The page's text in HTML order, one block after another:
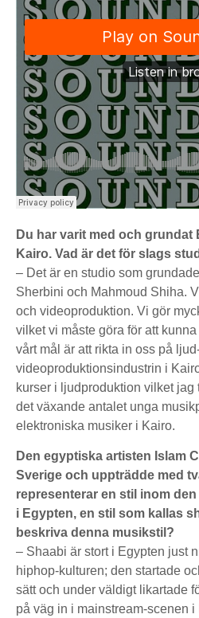
Du har varit med och grundat
Kairo. Vad är det för slags
– Det är en studio som
Sherbini och Mahmoud Shiha.
och videoproduktion. Vi gör
vilket vi måste göra för att
vårt mål är att rikta in oss på
videoproduktionsindustrin i
kurser i ljudproduktion vilket jag
det växande antalet unga
elektroniska musiker i Kairo.
Den egyptiska artisten Islam
Sverige och uppträdde med
representerar en stil inom
i Egypten, en stil som kallas
beskriva denna musikstil?
– Shaabi är stort i Egypten just
hiphop-kulturen; den startade
sätt och under väldigt likartade
på väg in i mainstream-scenen